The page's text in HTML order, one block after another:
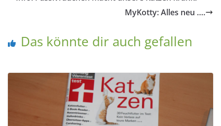
MyKotty: Alles neu ….
Das könnte dir auch gefallen